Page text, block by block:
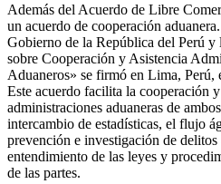
Además del Acuerdo de Libre
un acuerdo de cooperación
Gobierno de la República del Perú
sobre Cooperación y Asistencia
Aduaneros» se firmó en Lima, Perú,
Este acuerdo facilita la cooperación
administraciones aduaneras de
intercambio de estadísticas, el flujo
prevención e investigación de
entendimiento de las leyes y
de las partes.